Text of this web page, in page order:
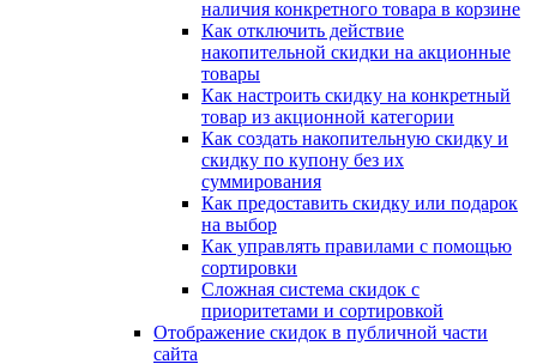
наличия конкретного товара в корзине
Как отключить действие
накопительной скидки на акционные
товары
Как настроить скидку на конкретный
товар из акционной категории
Как создать накопительную скидку и
скидку по купону без их
суммирования
Как предоставить скидку или подарок
на выбор
Как управлять правилами с помощью
сортировки
Сложная система скидок с
приоритетами и сортировкой
Отображение скидок в публичной части
сайта